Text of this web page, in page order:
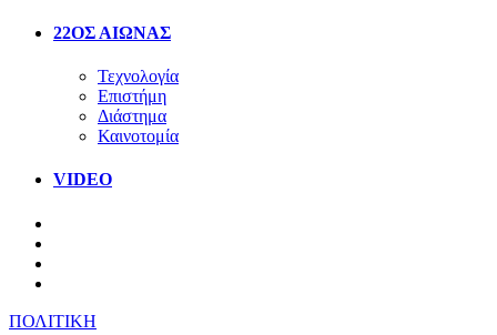
22ΟΣ ΑΙΩΝΑΣ
Τεχνολογία
Επιστήμη
Διάστημα
Καινοτομία
VIDEO
ΠΟΛΙΤΙΚΗ